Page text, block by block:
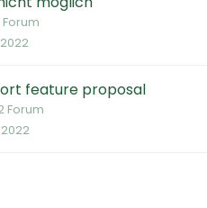
feature proposal
Forum